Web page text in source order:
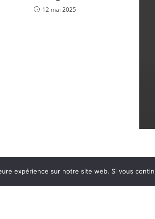
12 mai 2025
Page d’accueil
Conditions
expérience sur notre site web. Si vous